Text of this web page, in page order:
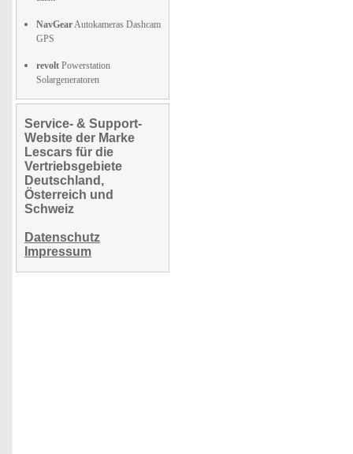
NavGearAutokameras Dashcam
GPS
revolt Powerstation
Solargeneratoren
Service- & Support-
Website der Marke
Lescars für die
Vertriebsgebiete
Deutschland,
Österreich und
Schweiz
Datenschutz
Impressum